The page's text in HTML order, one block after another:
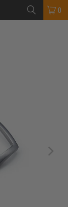
0